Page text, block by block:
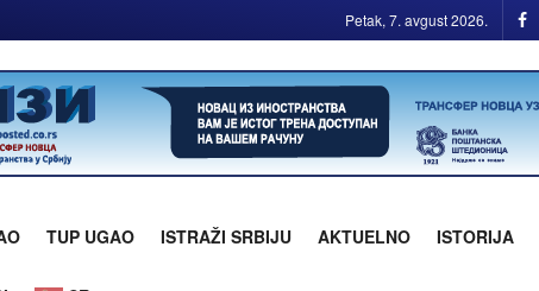
Petak, 7. avgust 2026.
TUP UGAO ISTRAŽI SRBIJU AKTUELNO ISTORIJA